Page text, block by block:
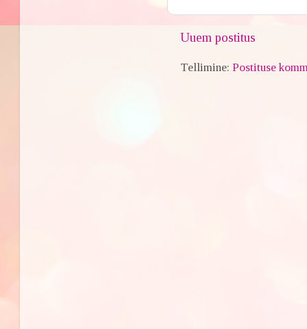
Uuem postitus
Tellimine:Postituse